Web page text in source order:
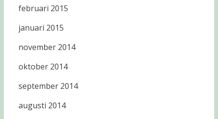
februari 2015
januari 2015
november 2014
oktober 2014
september 2014
augusti 2014